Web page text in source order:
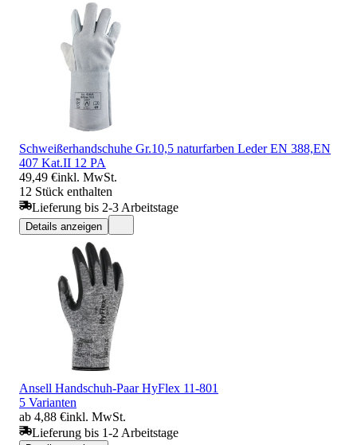
Schweißerhandschuhe Gr.10,5 naturfarben Leder EN 388,EN
407 Kat.II 12 PA
49,49 €inkl. MwSt.
12 Stück enthalten
Lieferung bis 2-3 Arbeitstage
Details anzeigen
Ansell Handschuh-Paar HyFlex 11-801
5 Varianten
ab 4,88 €inkl. MwSt.
Lieferung bis 1-2 Arbeitstage